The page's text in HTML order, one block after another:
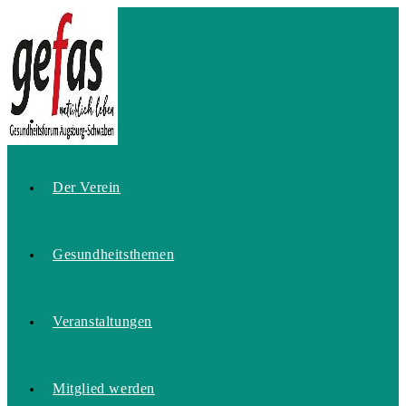
Inhalt
springen
Home
Der Verein
Gesundheitsthemen
Veranstaltungen
Mitglied werden